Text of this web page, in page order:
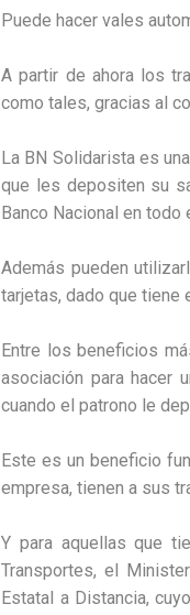
Puede hacer vales
A partir de ahora los
como tales, gracias al
La BN Solidarista es
que les depositen su
Banco Nacional en todo
Además pueden
tarjetas, dado que tiene
Entre los beneficios
asociación para hacer
cuando el patrono le
Este es un beneficio
empresa, tienen a sus
Y para aquellas que
Transportes, el
Estatal a Distancia,